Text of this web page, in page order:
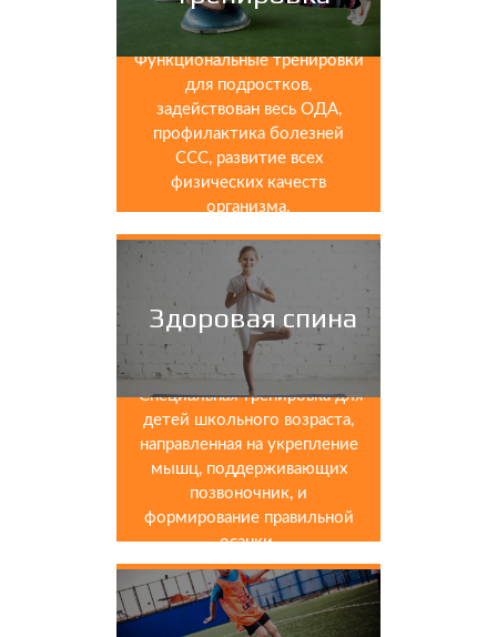
Функциональные тренировки
для подростков,
задействован весь ОДА,
профилактика болезней
ССС, развитие всех
физических качеств
организма.
Здоровая спина
Специальная тренировка для
детей школьного возраста,
направленная на укрепление
мышц, поддерживающих
позвоночник, и
формирование правильной
осанки.